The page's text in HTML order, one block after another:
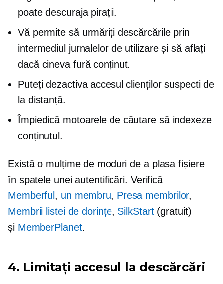
poate descuraja pirații.
Vă permite să urmăriți descărcările prin
intermediul jurnalelor de utilizare și să aflați
dacă cineva fură conținut.
Puteți dezactiva accesul clienților suspecti de
la distanță.
Împiedică motoarele de căutare să indexeze
conținutul.
Există o mulțime de moduri de a plasa fișiere
în spatele unei autentificări. Verifică
Memberful, un membru, Presa membrilor,
Membrii listei de dorințe, SilkStart(gratuit)
și MemberPlanet.
4. Limitați accesul la descărcări